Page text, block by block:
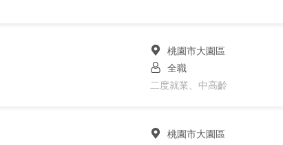
桃園市大園區
全職
二度就業、中高齡
桃園市大園區